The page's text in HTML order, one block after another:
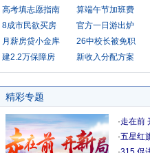
高考填志愿指南 算端午节加班费
8成市民欲买房
官方一日游出炉
月薪房贷小金库
26中校长被免职
建2.2万保障房
新收入分配方案